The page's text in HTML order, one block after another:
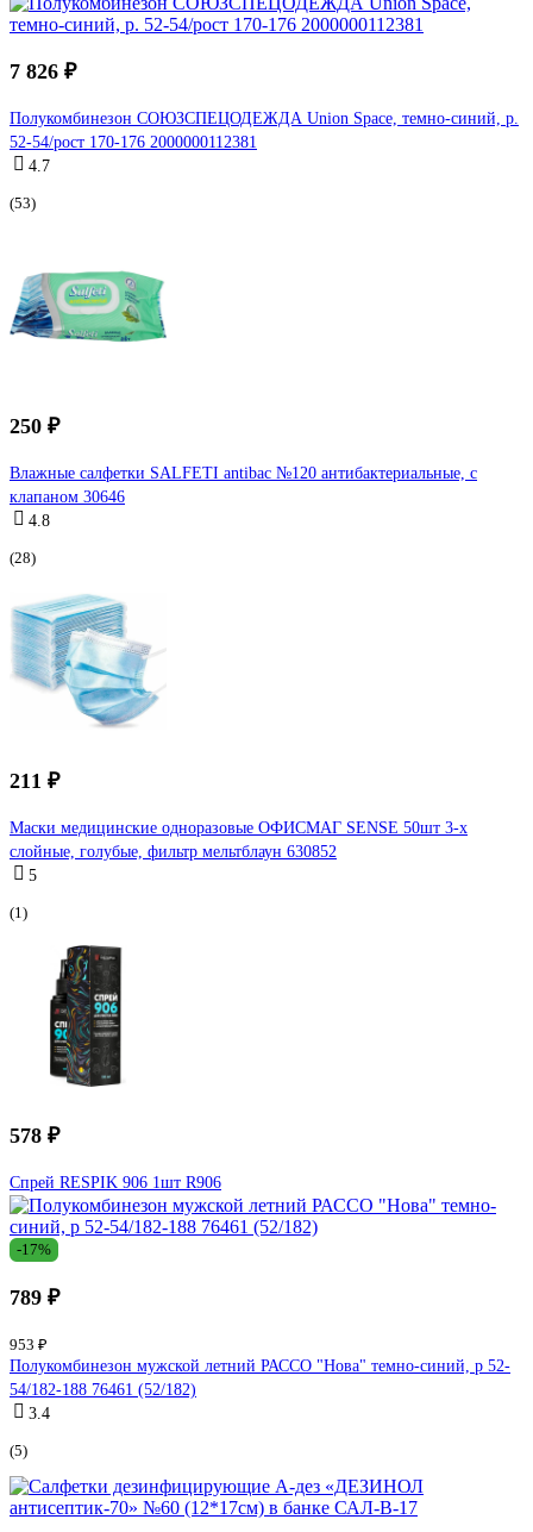
7 826 ₽
Полукомбинезон СОЮЗСПЕЦОДЕЖДА Union Space, темно-синий, р.
52-54/рост 170-176 2000000112381
4.7
(53)
250 ₽
Влажные салфетки SALFETI antibac №120 антибактериальные, с
клапаном 30646
4.8
(28)
211 ₽
Маски медицинские одноразовые ОФИСМАГ SENSE 50шт 3-х
слойные, голубые, фильтр мельтблаун 630852
5
(1)
578 ₽
Спрей RESPIK 906 1шт R906
-17%
789 ₽
953 ₽
Полукомбинезон мужской летний РАССО "Нова" темно-синий, р 52-
54/182-188 76461 (52/182)
3.4
(5)